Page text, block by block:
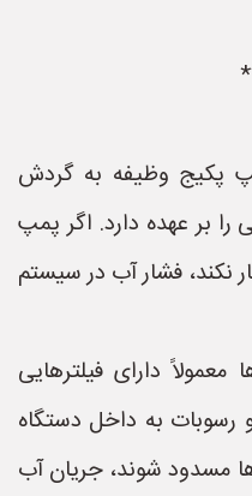
وظیفه به گردش
بر عهده دارد. اگر پمپ
فشار آب در سیستم
دارای فیلترهایی
به داخل دستگاه
مسدود شوند، جریان آب